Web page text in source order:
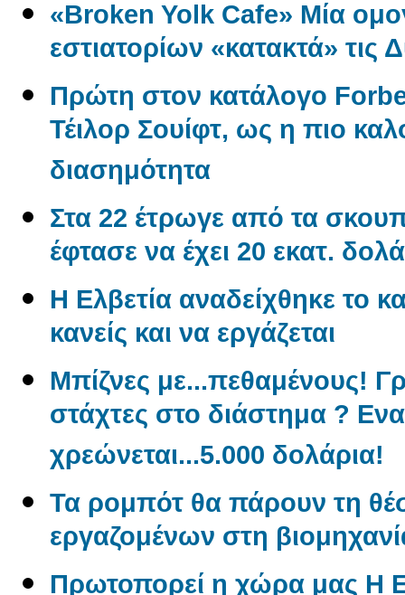
«Broken Yolk Cafe» Μία
εστιατορίων «κατακτά» τις
Πρώτη στον κατάλογο
Τέιλορ Σουίφτ, ως η πιο
διασημότητα
Στα 22 έτρωγε από τα
έφτασε να έχει 20 εκατ.
Η Ελβετία αναδείχθηκε το
κανείς και να εργάζεται
Μπίζνες με...πεθαμένους!
στάχτες στο διάστημα ?
χρεώνεται...5.000 δολάρια!
Τα ρομπότ θα πάρουν τη
εργαζομένων στη
Πρωτοπορεί η χώρα μας Η